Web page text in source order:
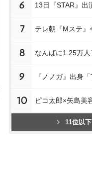
6 13日『STAR』出
7 テレ朝『Mステ』
8 なんばに1.25万
9
10 ピコ太郎×矢島美
11位以